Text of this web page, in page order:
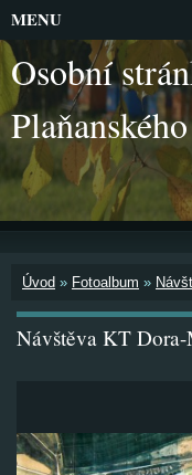
Osobní
Plaňanského
Úvod » Fotoalbum »
Návštěva KT
MENU